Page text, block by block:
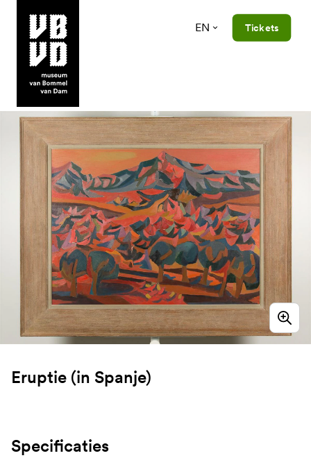
museum van Bommel van Dam
EN Tickets
Eruptie (in Spanje)
Specificaties